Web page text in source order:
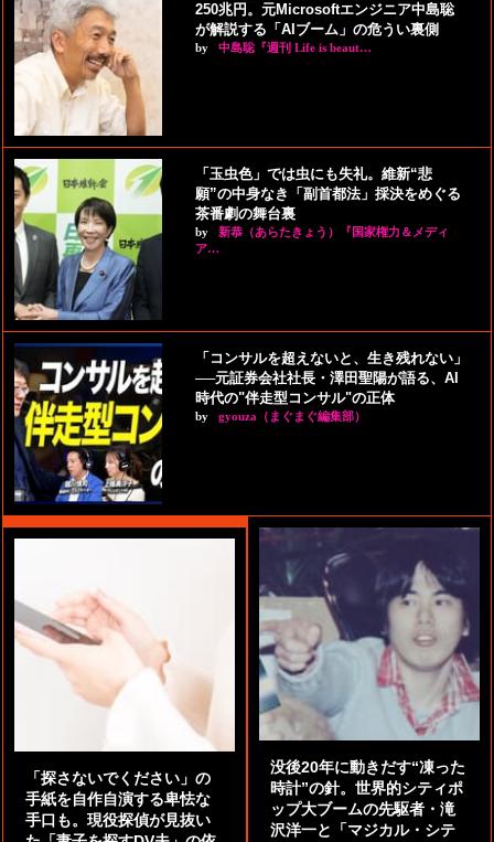
250兆円。元Microsoftエンジニア中島聡
が解説する「AIブーム」の危うい裏側
by 中島聡『週刊 Life is beaut…
「玉虫色」では虫にも失礼。維新“悲
願”の中身なき「副首都法」採決をめぐる
茶番劇の舞台裏
by
新恭（あらたきょう）『国家権力＆メディ
ア…
「コンサルを超えないと、生き残れない」
──元証券会社社長・澤田聖陽が語る、AI
時代の"伴走型コンサル"の正体
by gyouza（まぐまぐ編集部）
「探さないでください」の
手紙を自作自演する卑怯な
手口も。現役探偵が見抜い
没後20年に動きだす“凍った
時計”の針。世界的シティポ
ップ大ブームの先駆者・滝
沢洋一と「マジカル・シテ